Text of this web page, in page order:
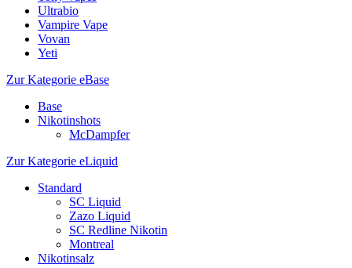
Ultrabio
Vampire Vape
Vovan
Yeti
Zur Kategorie eBase
Base
Nikotinshots
McDampfer
Zur Kategorie eLiquid
Standard
SC Liquid
Zazo Liquid
SC Redline Nikotin
Montreal
Nikotinsalz